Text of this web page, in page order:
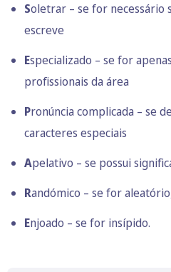
Soletrar – se for necessário
escreve
Especializado – se for
profissionais da área
Pronúncia complicada – se
caracteres especiais
Apelativo – se possui
Randómico – se for
Enjoado – se for insípido.